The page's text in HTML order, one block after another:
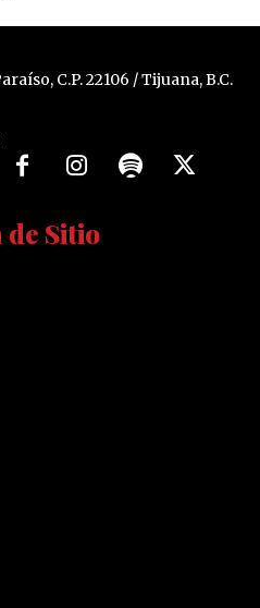
C.P. 22106 / Tijuana, B.C.
de Sitio